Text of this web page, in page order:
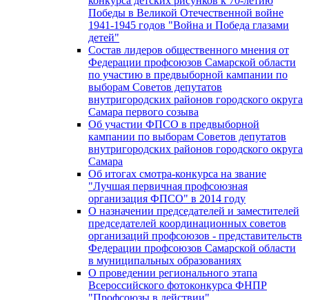
Победы в Великой Отечественной войне
1941-1945 годов "Война и Победа глазами
детей"
Состав лидеров общественного мнения от
Федерации профсоюзов Самарской области
по участию в предвыборной кампании по
выборам Советов депутатов
внутригородских районов городского округа
Самара первого созыва
Об участии ФПСО в предвыборной
кампании по выборам Советов депутатов
внутригородских районов городского округа
Самара
Об итогах смотра-конкурса на звание
"Лучшая первичная профсоюзная
организация ФПСО" в 2014 году
О назначении председателей и заместителей
председателей координационных советов
организаций профсоюзов - представительств
Федерации профсоюзов Самарской области
в муниципальных образованиях
О проведении регионального этапа
Всероссийского фотоконкурса ФНПР
"Профсоюзы в действии"